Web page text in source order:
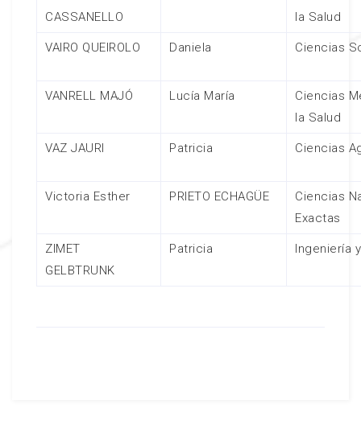
CASSANELLO
la Salud
VAIRO QUEIROLO Daniela Ciencias
VANRELL MAJÓ Lucía María
Ciencias
la Salud
VAZ JAURI Patricia Ciencias
Victoria Esther PRIETO ECHAGÜE
Ciencias
Exactas
ZIMET
GELBTRUNK
Patricia Ingeniería